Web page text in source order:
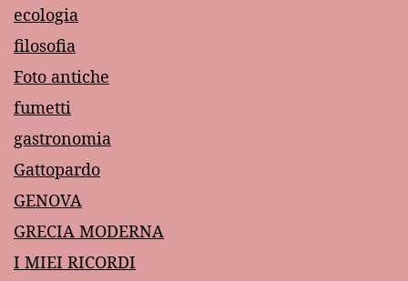
ecologia
filosofia
Foto antiche
fumetti
gastronomia
Gattopardo
GENOVA
GRECIA MODERNA
I MIEI RICORDI